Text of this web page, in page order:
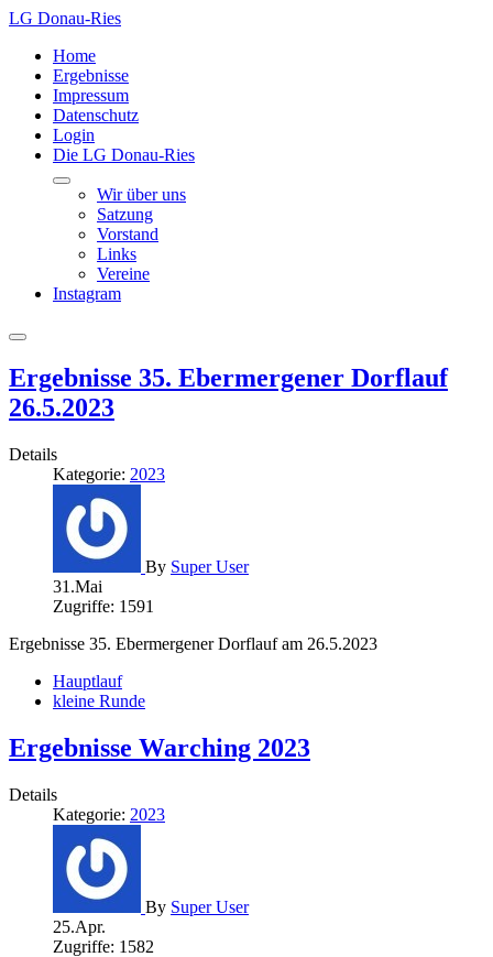
LG Donau-Ries
Home
Ergebnisse
Impressum
Datenschutz
Login
Die LG Donau-Ries
Wir über uns
Satzung
Vorstand
Links
Vereine
Instagram
Ergebnisse 35. Ebermergener Dorflauf
26.5.2023
Details
Kategorie: 2023
By Super User
31.Mai
Zugriffe: 1591
Ergebnisse 35. Ebermergener Dorflauf am 26.5.2023
Hauptlauf
kleine Runde
Ergebnisse Warching 2023
Details
Kategorie: 2023
By Super User
25.Apr.
Zugriffe: 1582